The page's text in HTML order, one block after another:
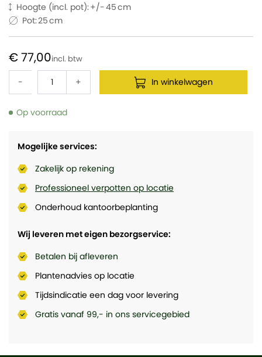
Hoogte (incl. pot):
45
Pot:25
Mogelijke services:
Zakelijk op rekening
Professioneel verpotten op locatie
Onderhoud kantoorbeplanting
Wij leveren met eigen bezorgservice:
Betalen bij afleveren
Plantenadvies op locatie
Tijdsindicatie een dag voor levering
Gratis vanaf 99,- in ons servicegebied
€ 77,00
- + In winkelwagen
Op voorraad